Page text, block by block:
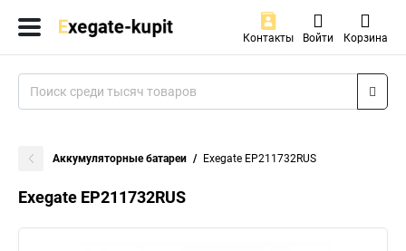
Контакты Войти Корзина
Аккумуляторные батареи Exegate EP211732RUS
Exegate EP211732RUS